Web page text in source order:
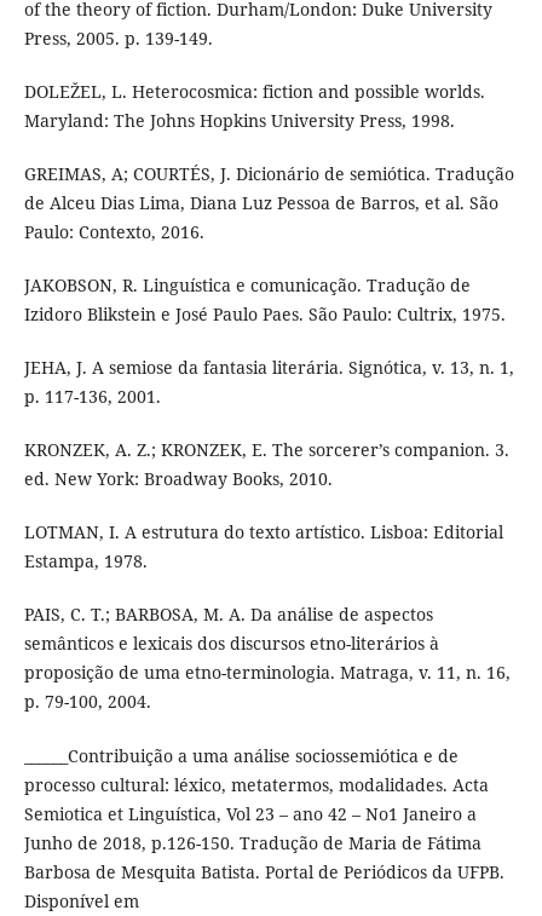
of the theory of fiction. Durham/London: Duke University
Press, 2005. p. 139-149.
DOLEŽEL, L. Heterocosmica: fiction and possible worlds.
Maryland: The Johns Hopkins University Press, 1998.
GREIMAS, A; COURTÉS, J. Dicionário de semiótica. Tradução
de Alceu Dias Lima, Diana Luz Pessoa de Barros, et al. São
Paulo: Contexto, 2016.
JAKOBSON, R. Linguística e comunicação. Tradução de
Izidoro Blikstein e José Paulo Paes. São Paulo: Cultrix, 1975.
JEHA, J. A semiose da fantasia literária. Signótica, v. 13, n. 1,
p. 117-136, 2001.
KRONZEK, A. Z.; KRONZEK, E. The sorcerer’s companion. 3.
ed. New York: Broadway Books, 2010.
LOTMAN, I. A estrutura do texto artístico. Lisboa: Editorial
Estampa, 1978.
PAIS, C. T.; BARBOSA, M. A. Da análise de aspectos
semânticos e lexicais dos discursos etno-literários à
proposição de uma etno-terminologia. Matraga, v. 11, n. 16,
p. 79-100, 2004.
______Contribuição a uma análise sociossemiótica e de
processo cultural: léxico, metatermos, modalidades. Acta
Semiotica et Linguística, Vol 23 – ano 42 – No1 Janeiro a
Junho de 2018, p.126-150. Tradução de Maria de Fátima
Barbosa de Mesquita Batista. Portal de Periódicos da UFPB.
Disponível em